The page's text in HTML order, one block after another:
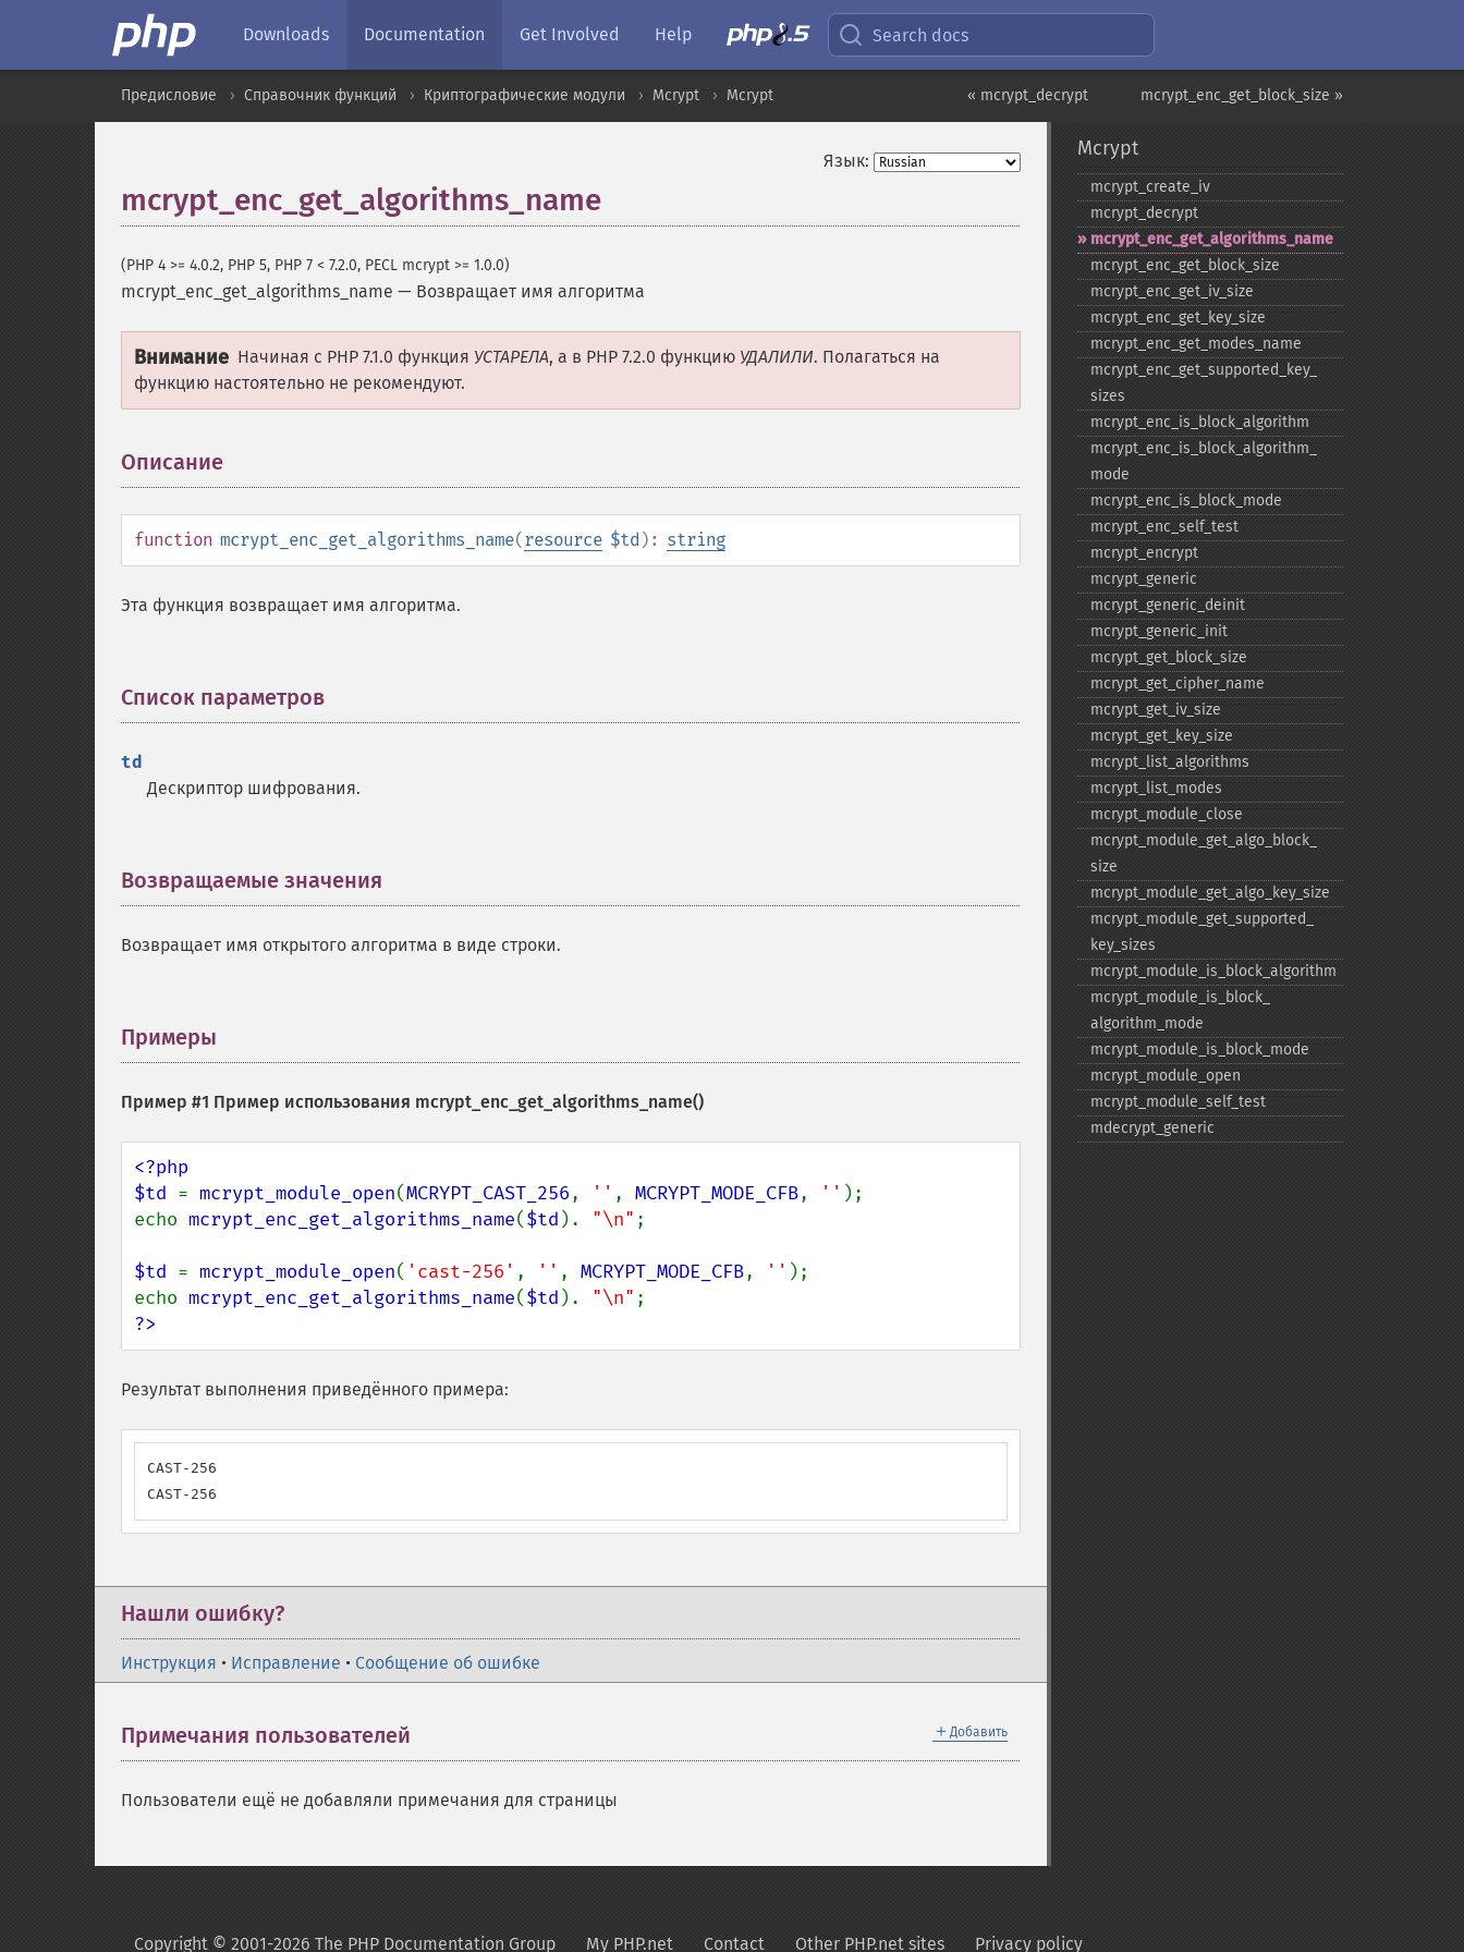
Downloads Documentation Get Involved Help Search docs
mcrypt_enc_get_block_size »
« mcrypt_decrypt
Предисловие Справочник функций Криптографические модули Mcrypt Mcrypt
Язык:
mcrypt_enc_get_algorithms_name
(PHP 4 >= 4.0.2, PHP 5, PHP 7 < 7.2.0, PECL mcrypt >= 1.0.0)
mcrypt_enc_get_algorithms_name — Возвращает имя алгоритма
Внимание Начиная с PHP 7.1.0 функция УСТАРЕЛА, а в PHP 7.2.0 функцию УДАЛИЛИ. Полагаться на
функцию настоятельно не рекомендуют.
Описание
function mcrypt_enc_get_algorithms_name(resource $td ): string
Эта функция возвращает имя алгоритма.
Список параметров
td
Дескриптор шифрования.
Возвращаемые значения
Возвращает имя открытого алгоритма в виде строки.
Примеры
Пример #1 Пример использования mcrypt_enc_get_algorithms_name()
<?php
$td = mcrypt_module_open(MCRYPT_CAST_256, '' , MCRYPT_MODE_CFB, '' );
echo mcrypt_enc_get_algorithms_name($td ). "\n" ;
$td = mcrypt_module_open( 'cast-256' , '' , MCRYPT_MODE_CFB, '' );
echo mcrypt_enc_get_algorithms_name($td ). "\n"
?>
Результат выполнения приведённого примера:
CAST-256
CAST-256
Нашли ошибку?
Инструкция • Исправление • Сообщение об ошибке
＋ Добавить
Примечания пользователей
Пользователи ещё не добавляли примечания для страницы
Mcrypt
mcrypt_​create_​iv
mcrypt_​decrypt
mcrypt_​enc_​get_​algorithms_​name
mcrypt_​enc_​get_​block_​size
mcrypt_​enc_​get_​iv_​size
mcrypt_​enc_​get_​key_​size
mcrypt_​enc_​get_​modes_​name
mcrypt_​enc_​get_​supported_​key_​
sizes
mcrypt_​enc_​is_​block_​algorithm
mcrypt_​enc_​is_​block_​algorithm_​
mode
mcrypt_​enc_​is_​block_​mode
mcrypt_​enc_​self_​test
mcrypt_​encrypt
mcrypt_​generic
mcrypt_​generic_​deinit
mcrypt_​generic_​init
mcrypt_​get_​block_​size
mcrypt_​get_​cipher_​name
mcrypt_​get_​iv_​size
mcrypt_​get_​key_​size
mcrypt_​list_​algorithms
mcrypt_​list_​modes
mcrypt_​module_​close
mcrypt_​module_​get_​algo_​block_​
size
mcrypt_​module_​get_​algo_​key_​size
mcrypt_​module_​get_​supported_​
key_​sizes
mcrypt_​module_​is_​block_​algorithm
mcrypt_​module_​is_​block_​
algorithm_​mode
mcrypt_​module_​is_​block_​mode
mcrypt_​module_​open
mcrypt_​module_​self_​test
mdecrypt_​generic
Copyright © 2001-2026 The PHP Documentation Group My PHP.net Contact Other PHP.net sites Privacy policy